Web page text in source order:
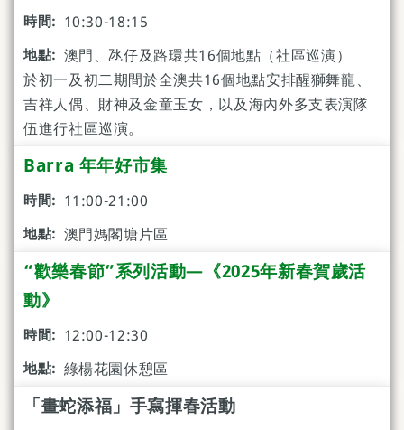
10:30-18:15
澳門、氹仔及路環共16個地點（社區巡演）
於初一及初二期間於全澳共16個地點安排醒獅舞龍、
吉祥人偶、財神及金童玉女，以及海內外多支表演隊
伍進行社區巡演。
Barra 年年好市集
11:00-21:00
澳門媽閣塘片區
“歡樂春節”系列活動—《2025年新春賀歲活
動》
12:00-12:30
綠楊花園休憩區
「畫蛇添福」手寫揮春活動